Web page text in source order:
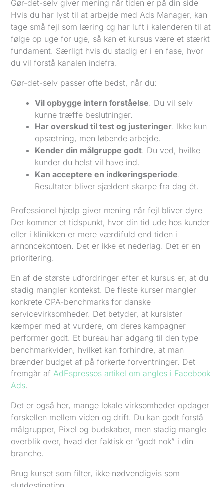
Gør-det-selv giver mening når tiden er på din side
Hvis du har lyst til at arbejde med Ads Manager, kan
tage små fejl som læring og har luft i kalenderen til at
følge op uge for uge, så kan et kursus være et stærkt
fundament. Særligt hvis du stadig er i en fase, hvor
du vil forstå kanalen indefra.
Gør-det-selv passer ofte bedst, når du:
Vil opbygge intern forståelse. Du vil selv
kunne træffe beslutninger.
Har overskud til test og justeringer. Ikke kun
opsætning, men løbende arbejde.
Kender din målgruppe godt. Du ved, hvilke
kunder du helst vil have ind.
Kan acceptere en indkøringsperiode.
Resultater bliver sjældent skarpe fra dag ét.
Professionel hjælp giver mening når fejl bliver dyre
Der kommer et tidspunkt, hvor din tid ude hos kunder
eller i klinikken er mere værdifuld end tiden i
annoncekontoen. Det er ikke et nederlag. Det er en
prioritering.
En af de største udfordringer efter et kursus er, at du
stadig mangler kontekst. De fleste kurser mangler
konkrete CPA-benchmarks for danske
servicevirksomheder. Det betyder, at kursister
kæmper med at vurdere, om deres kampagner
performer godt. Et bureau har adgang til den type
benchmarkviden, hvilket kan forhindre, at man
brænder budget af på forkerte forventninger. Det
fremgår af AdEspressos artikel om angles i Facebook
Ads.
Det er også her, mange lokale virksomheder opdager
forskellen mellem viden og drift. Du kan godt forstå
målgrupper, Pixel og budskaber, men stadig mangle
overblik over, hvad der faktisk er “godt nok” i din
branche.
Brug kurset som filter, ikke nødvendigvis som
slutdestination